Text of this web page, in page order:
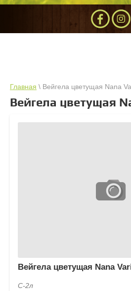
Главная \ Вейгела цветущая Nana
Вейгела цветущая
Вейгела цветущая Nana
С-2л